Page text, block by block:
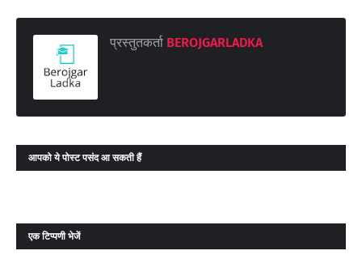
प्रस्तुतकर्ता BEROJGARLADKA
आपको ये पोस्ट पसंद आ सकती हैं
एक टिप्पणी भेजें